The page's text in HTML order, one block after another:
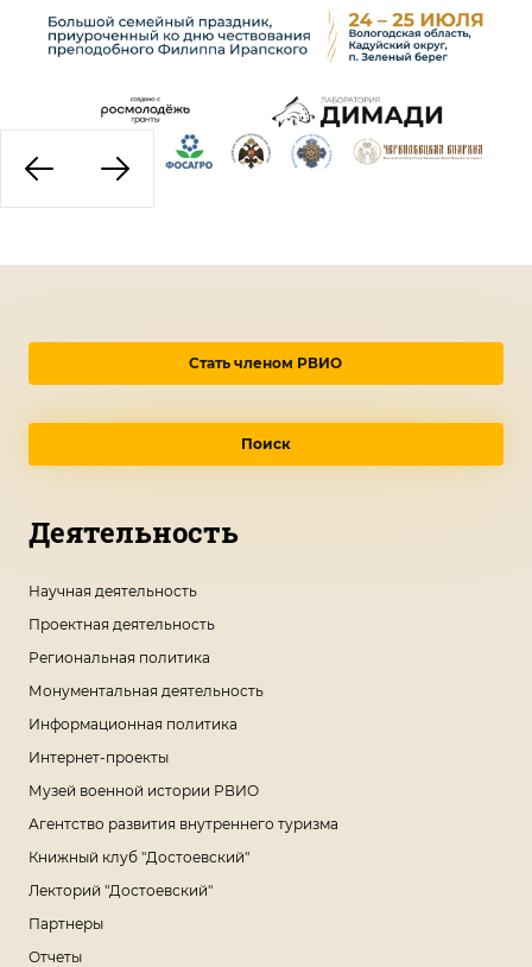
Стать членом РВИО
Поиск
Деятельность
Научная деятельность
Проектная деятельность
Региональная политика
Монументальная деятельность
Информационная политика
Интернет-проекты
Музей военной истории РВИО
Агентство развития внутреннего туризма
Книжный клуб "Достоевский"
Лекторий "Достоевский"
Партнеры
Отчеты